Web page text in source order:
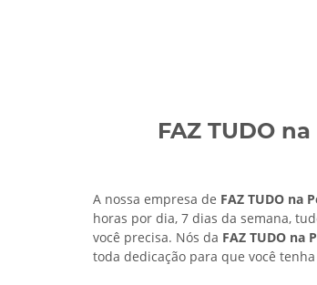
FAZ TUDO
A nossa empresa de FAZ TUDO na
horas por dia, 7 dias da semana,
você precisa. Nós da FAZ TUDO na
toda dedicação para que você